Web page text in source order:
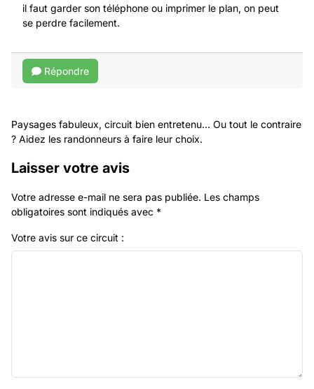
il faut garder son téléphone ou imprimer le plan, on peut
se perdre facilement.
Répondre
Paysages fabuleux, circuit bien entretenu... Ou tout le contraire
? Aidez les randonneurs à faire leur choix.
Laisser votre avis
Votre adresse e-mail ne sera pas publiée. Les champs
obligatoires sont indiqués avec *
Votre avis sur ce circuit :